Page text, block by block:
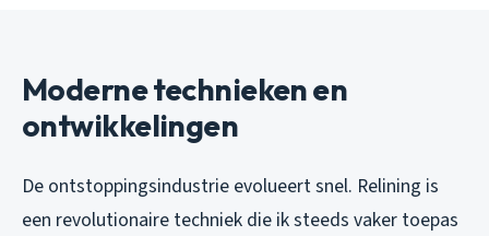
Moderne technieken en
ontwikkelingen
De ontstoppingsindustrie evolueert snel. Relining is
een revolutionaire techniek die ik steeds vaker toepas